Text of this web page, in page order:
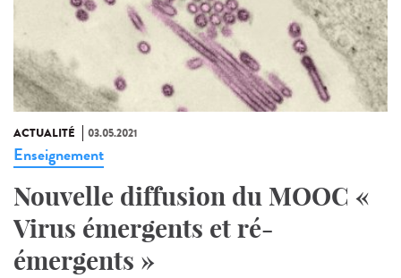
ACTUALITÉ 03.05.2021
Enseignement
Nouvelle diffusion du MOOC «
Virus émergents et ré-
émergents »